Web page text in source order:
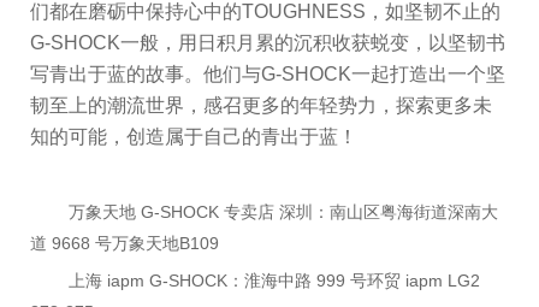
们都在磨砺中保持心中的TOUGHNESS，如坚韧不止的
G-SHOCK一般，用日积月累的沉积收获蜕变，以坚韧书
写青出于蓝的故事。他们与G-SHOCK一起打造出一个坚
韧至上的潮流世界，感召更多的年轻势力，探索更多未
知的可能，创造属于自己的青出于蓝！
万象天地 G-SHOCK 专卖店 深圳：南山区粤海街道深南大
道 9668 号万象天地B109
上海 iapm G-SHOCK：淮海中路 999 号环贸 iapm LG2